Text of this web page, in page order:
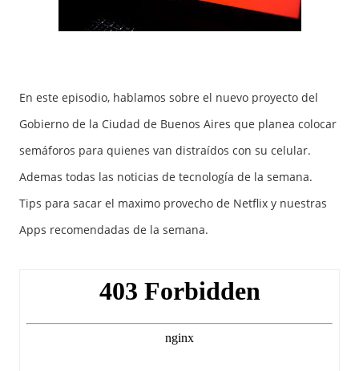
En este episodio, hablamos sobre el nuevo proyecto del
Gobierno de la Ciudad de Buenos Aires que planea colocar
semáforos para quienes van distraídos con su celular.
Ademas todas las noticias de tecnología de la semana.
Tips para sacar el maximo provecho de Netflix y nuestras
Apps recomendadas de la semana.